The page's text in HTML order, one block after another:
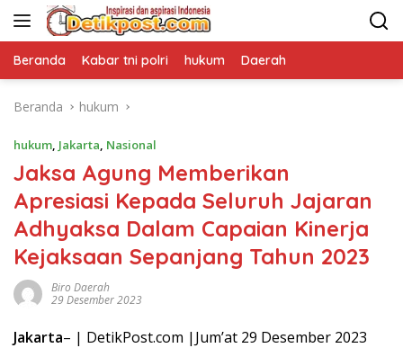
Langsung
Beranda Kabar tni polri hukum Daerah
Beranda hukum
hukum, Jakarta, Nasional
Jaksa Agung Memberikan
Apresiasi Kepada Seluruh Jajaran
Adhyaksa Dalam Capaian Kinerja
Kejaksaan Sepanjang Tahun 2023
Biro Daerah
29 Desember 2023
Jakarta– | DetikPost.com |Jum’at 29 Desember 2023